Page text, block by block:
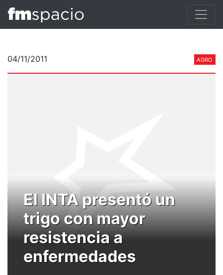
04/11/2011 AGRO
El INTA presentó un
trigo con mayor
resistencia a
enfermedades